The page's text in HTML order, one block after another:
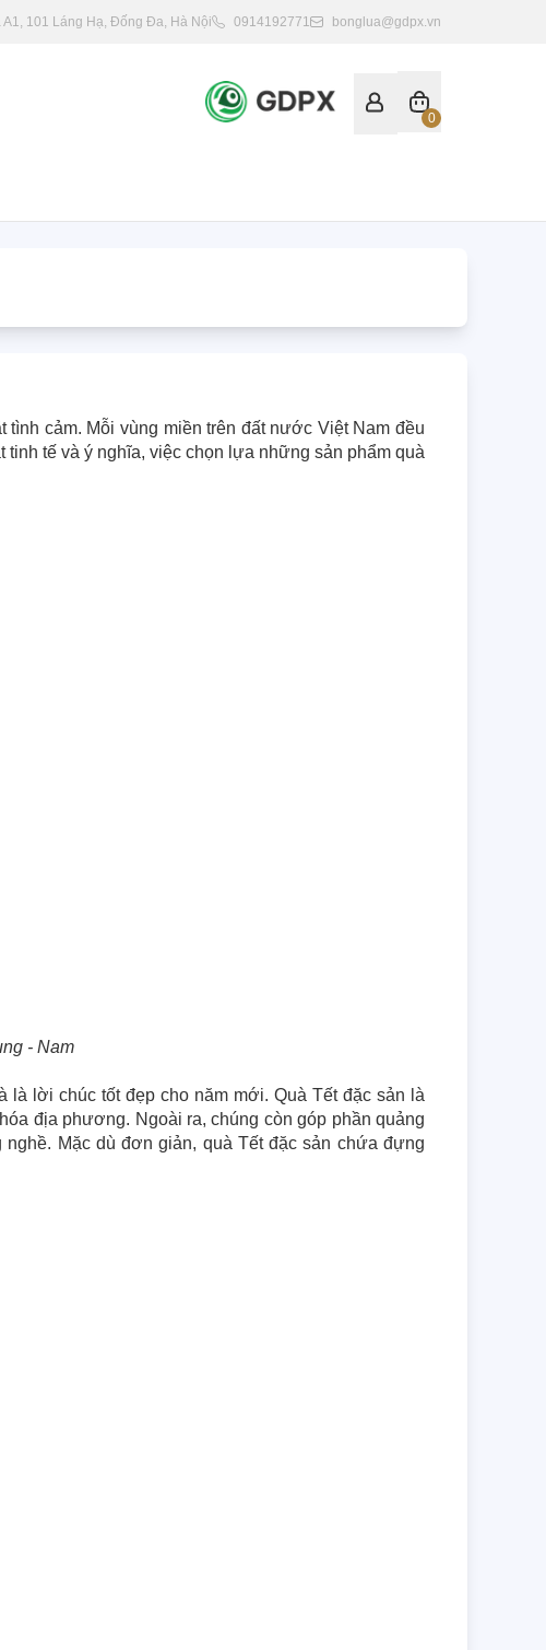
A1, 101 Láng Hạ, Đống Đa, Hà Nội 0914192771 bonglua@gdpx.vn
0
tình cảm. Mỗi vùng miền trên đất nước Việt Nam đều
tế và ý nghĩa, việc chọn lựa những sản phẩm quà
- Nam
lời chúc tốt đẹp cho năm mới. Quà Tết đặc sản là
địa phương. Ngoài ra, chúng còn góp phần quảng
Mặc dù đơn giản, quà Tết đặc sản chứa đựng